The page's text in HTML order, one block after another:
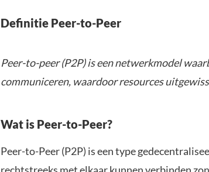
Definitie Peer-to-Peer
Peer-to-peer (P2P) is een netwerkmodel
communiceren, waardoor resources
Wat is Peer-to-Peer?
Peer-to-Peer (P2P) is een type